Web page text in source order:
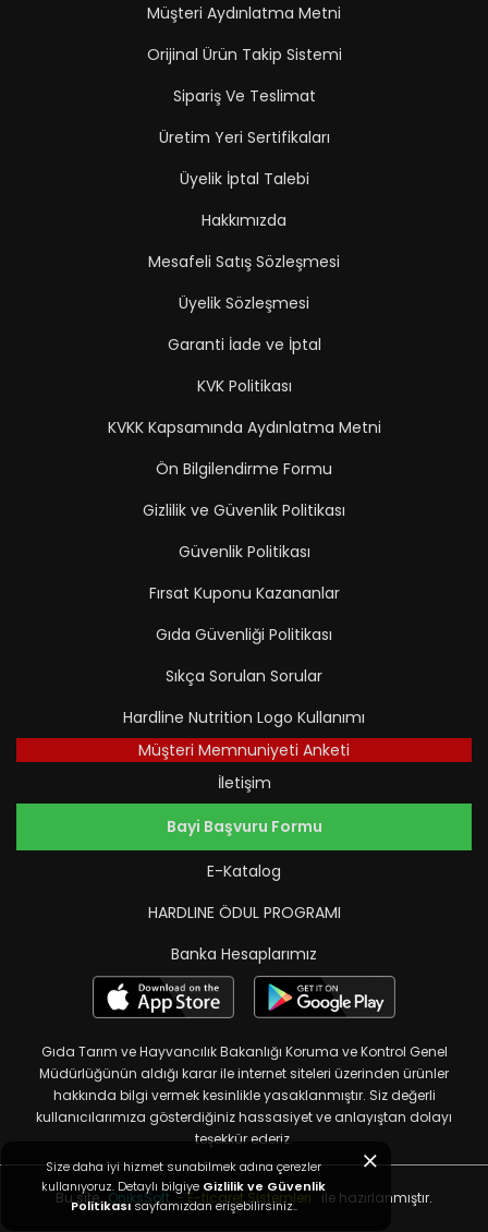
Size daha iyi hizmet sunabilmek adına çerezler
kullanıyoruz. Detaylı bilgiye Gizlilik ve Güvenlik
Politikasısayfamızdan erişebilirsiniz..
Müşteri Aydınlatma Metni
Orijinal Ürün Takip Sistemi
Sipariş Ve Teslimat
Üretim Yeri Sertifikaları
Üyelik İptal Talebi
Hakkımızda
Mesafeli Satış Sözleşmesi
Üyelik Sözleşmesi
Garanti İade ve İptal
KVK Politikası
KVKK Kapsamında Aydınlatma Metni
Ön Bilgilendirme Formu
Gizlilik ve Güvenlik Politikası
Güvenlik Politikası
Fırsat Kuponu Kazananlar
Gıda Güvenliği Politikası
Sıkça Sorulan Sorular
Hardline Nutrition Logo Kullanımı
Müşteri Memnuniyeti Anketi
İletişim
Bayi Başvuru Formu
E-Katalog
HARDLINE ÖDUL PROGRAMI
Banka Hesaplarımız
Gıda Tarım ve Hayvancılık Bakanlığı Koruma ve Kontrol Genel
Müdürlüğünün aldığı karar ile internet siteleri üzerinden ürünler
hakkında bilgi vermek kesinlikle yasaklanmıştır. Siz değerli
kullanıcılarımıza gösterdiğiniz hassasiyet ve anlayıştan dolayı
teşekkür ederiz.
Bu site, OniksSoft - E-ticaret Sistemleri ile hazırlanmıştır.